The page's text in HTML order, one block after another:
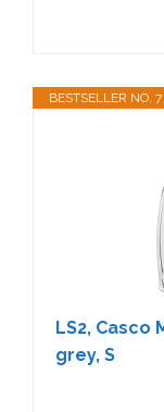
BESTSELLER NO. 7
LS2, Casco
grey, S